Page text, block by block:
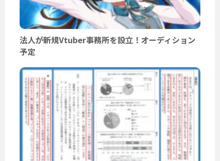
法人が新規Vtuber事務所を設立！オーディション
予定